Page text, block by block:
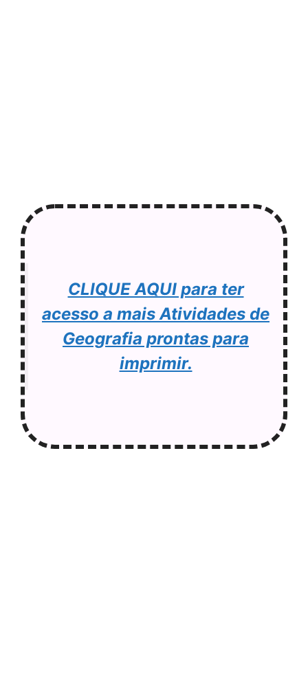
CLIQUE AQUI para ter
acesso a mais Atividades de
Geografia prontas para
imprimir.